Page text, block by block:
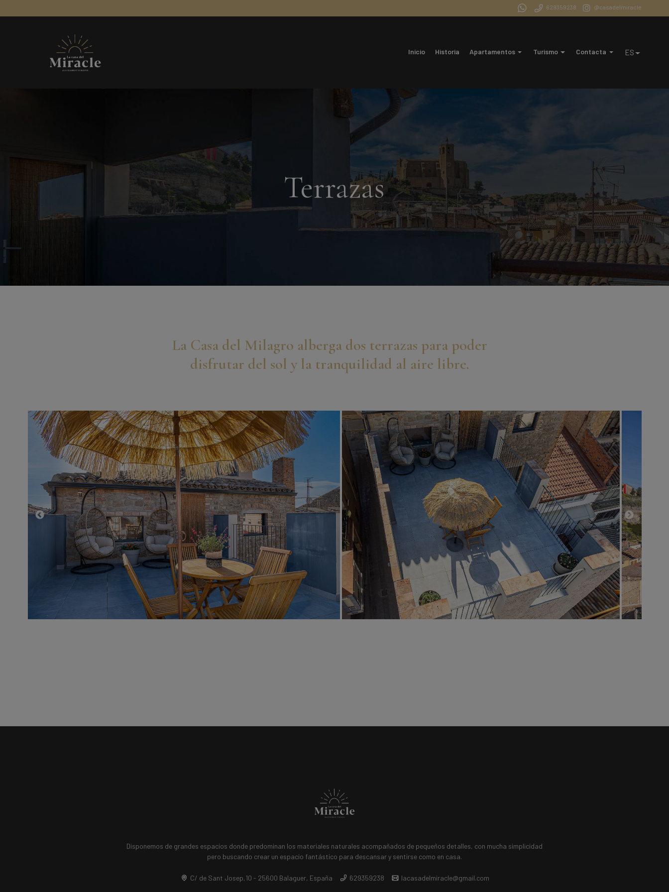
629359238 @casadelmiracle
Inicio Historia Apartamentos Turismo Contacta ES
Terrazas
La Casa del Milagro alberga dos terrazas para poder
disfrutar del sol y la tranquilidad al aire libre.
Disponemos de grandes espacios donde predominan los materiales naturales acompañados de pequeños detalles, con mucha simplicidad
pero buscando crear un espacio fantástico para descansar y sentirse como en casa.
C/ de Sant Josep,10 - 25600 Balaguer, España 629359238 lacasadelmiracle@gmail.com